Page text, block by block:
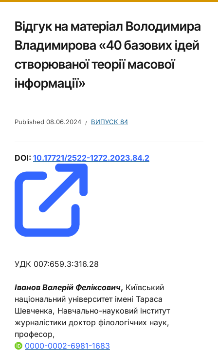
Відгук на матеріал Володимира
Владимирова «40 базових ідей
створюваної теорії масової
інформації»
Published 08.06.2024 ВИПУСК 84
DOI: 10.17721/2522-1272.2023.84.2
УДК 007:659.3:316.28
Іванов Валерій Феліксович, Київський
національний університет імені Тараса
Шевченка, Навчально-науковий інститут
журналістики доктор філологічних наук,
професор,
0000-0002-6981-1683